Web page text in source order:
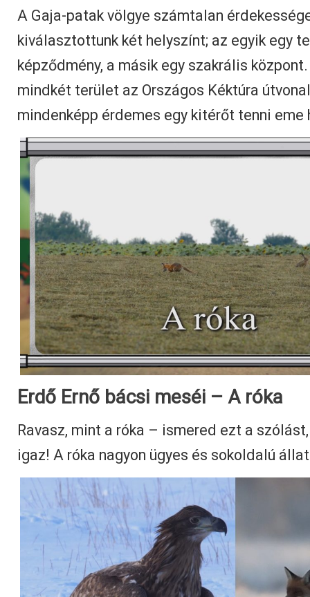
A Gaja-patak völgye számtalan
kiválasztottunk két helyszínt; az egyik egy
képződmény, a másik egy szakrális
mindkét terület az Országos Kéktúra
mindenképp érdemes egy kitérőt tenni eme
Erdő Ernő bácsi meséi – A róka
Ravasz, mint a róka – ismered ezt a
igaz! A róka nagyon ügyes és sokoldalú